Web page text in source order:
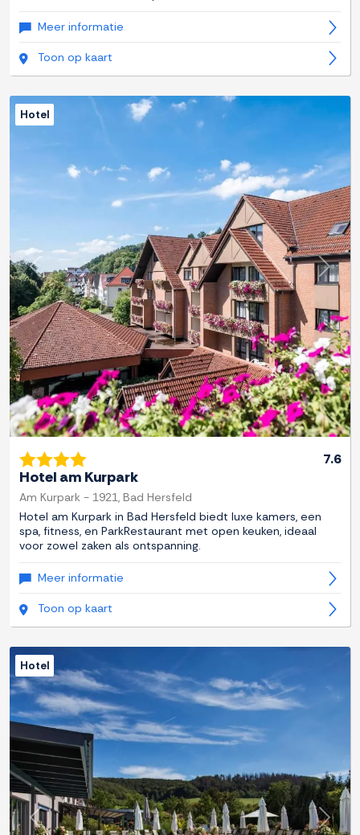
Meer informatie
Toon op kaart
Previous Next
Hotel
7.6
Hotel am Kurpark
Am Kurpark - 1921, Bad Hersfeld
Hotel am Kurpark in Bad Hersfeld biedt luxe kamers, een
spa, fitness, en ParkRestaurant met open keuken, ideaal
voor zowel zaken als ontspanning.
Meer informatie
Toon op kaart
Previous Next
Hotel